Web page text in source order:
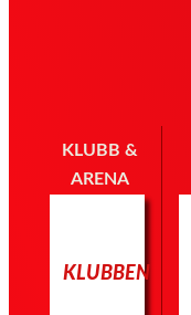
KLUBB &
ARENA
KLUBBEN